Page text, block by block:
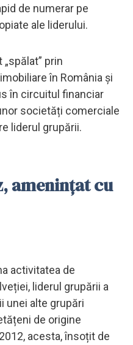
de numerar pe
ale liderului.
prin
în România și
în circuitul financiar
societăți comerciale
liderul grupării.
amenințat cu
activitatea de
liderul grupării a
unei alte grupări
de origine
acesta, însoțit de